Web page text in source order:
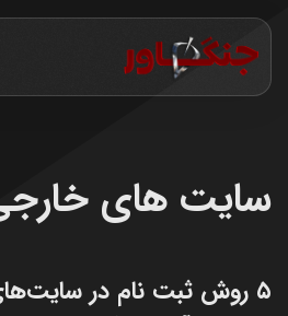
سایت های
۵ روش ثبت نام در